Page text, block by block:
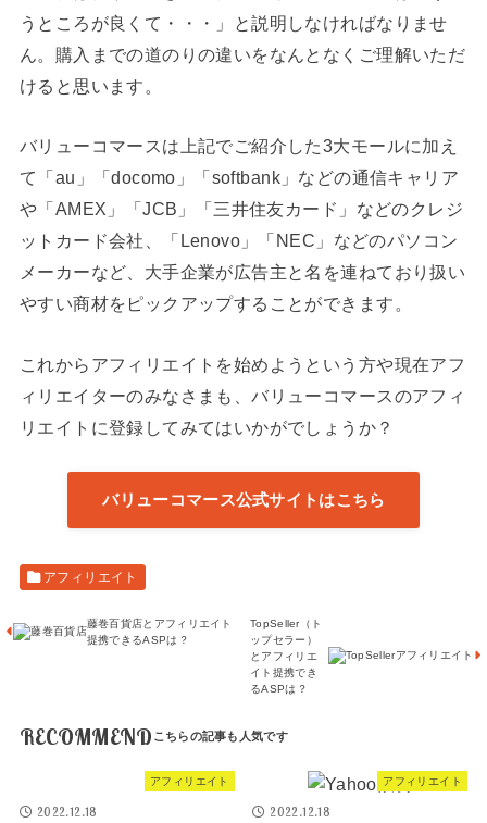
うところが良くて・・・」と説明しなければなりませ
ん。購入までの道のりの違いをなんとなくご理解いただ
けると思います。
バリューコマースは上記でご紹介した3大モールに加え
て「au」「docomo」「softbank」などの通信キャリア
や「AMEX」「JCB」「三井住友カード」などのクレジ
ットカード会社、「Lenovo」「NEC」などのパソコン
メーカーなど、大手企業が広告主と名を連ねており扱い
やすい商材をピックアップすることができます。
これからアフィリエイトを始めようという方や現在アフ
ィリエイターのみなさまも、バリューコマースのアフィ
リエイトに登録してみてはいかがでしょうか？
バリューコマース公式サイトはこちら
アフィリエイト
藤巻百貨店とアフィリエイト
提携できるASPは？
TopSeller（ト
ップセラー）
とアフィリエ
イト提携でき
るASPは？
RECOMMEND
アフィリエイト
2022.12.18
アフィリエイト
2022.12.18